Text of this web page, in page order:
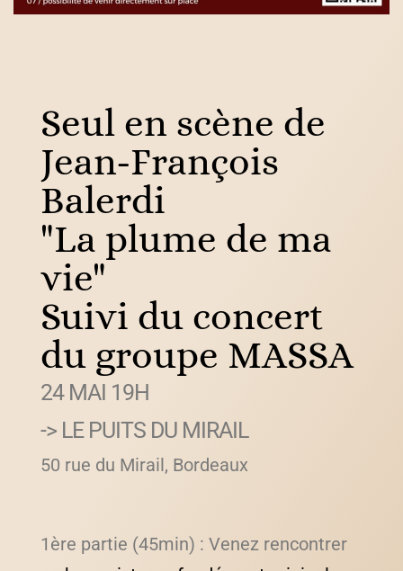
Seul en scène de
Jean-François
Balerdi
"La plume de ma
vie"
Suivi du concert
du groupe MASSA
24 MAI 19H
-> LE PUITS DU MIRAIL
50 rue du Mirail, Bordeaux
1ère partie (45min) : Venez rencontrer